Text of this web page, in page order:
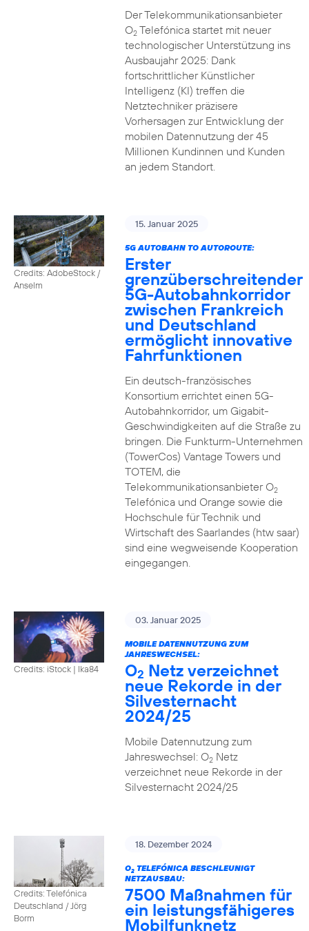
Der Telekommunikationsanbieter
O2Telefónica startet mit neuer
technologischer Unterstützung ins
Ausbaujahr 2025: Dank
fortschrittlicher Künstlicher
Intelligenz (KI) treffen die
Netztechniker präzisere
Vorhersagen zur Entwicklung der
mobilen Datennutzung der 45
Millionen Kundinnen und Kunden
an jedem Standort.
Credits: AdobeStock /
Anselm
15. Januar 2025
5G AUTOBAHN TO AUTOROUTE:
Erster
grenzüberschreitender
5G-Autobahnkorridor
zwischen Frankreich
und Deutschland
ermöglicht innovative
Fahrfunktionen
Ein deutsch-französisches
Konsortium errichtet einen 5G-
Autobahnkorridor, um Gigabit-
Geschwindigkeiten auf die Straße zu
bringen. Die Funkturm-Unternehmen
(TowerCos) Vantage Towers und
TOTEM, die
Telekommunikationsanbieter O2
Telefónica und Orange sowie die
Hochschule für Technik und
Wirtschaft des Saarlandes (htw saar)
sind eine wegweisende Kooperation
eingegangen.
Credits: iStock | Ika84
03. Januar 2025
MOBILE DATENNUTZUNG ZUM
JAHRESWECHSEL:
O2 Netz verzeichnet
neue Rekorde in der
Silvesternacht
2024/25
Mobile Datennutzung zum
Jahreswechsel: O2Netz
verzeichnet neue Rekorde in der
Silvesternacht 2024/25
Credits: Telefónica
Deutschland / Jörg
Borm
18. Dezember 2024
O2TELEFÓNICA BESCHLEUNIGT
NETZAUSBAU:
7500 Maßnahmen für
ein leistungsfähigeres
Mobilfunknetz